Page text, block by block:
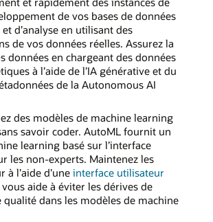
de vos bases de données
d’analyse en utilisant des
de vos données réelles. Assurez la
données en chargeant des données
à l’aide de l’IA générative et du
de la Autonomous AI
des modèles de machine learning
savoir coder. AutoML fournit un
learning basé sur l’interface
les non-experts. Maintenez les
à l’aide d’une interface utilisateur
aide à éviter les dérives de
qualité dans les modèles de machine